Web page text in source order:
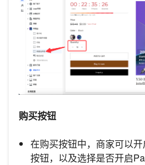
购买按钮
在购买按钮中，商家可以
按钮，以及选择是否开启